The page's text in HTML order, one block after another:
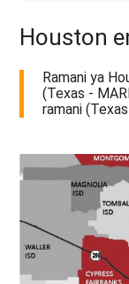
Houston
Ramani ya
(Texas -
ramani